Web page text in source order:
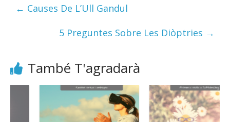
← Causes De L’Ull Gandul
5 Preguntes Sobre Les Diòptries →
També T'agradarà